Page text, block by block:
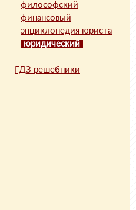
- философский
- финансовый
- энциклопедия юриста
-
юридический
ГДЗ решебники